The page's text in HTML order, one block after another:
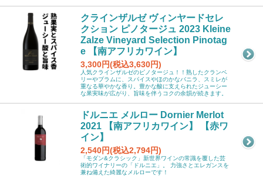
クラインザルゼ ヴィンヤードセレ
クション ピノタージュ 2023 Kleine
Zalze Vineyard Selection Pinotag
e 【南アフリカワイン】
3,300円(税込3,630円)
人気クラインザルゼのピノタージュ！！熟したクランベ
リーやプラムに、スパイスやほのかなバニラ、スミレが
重なる華やかな香り。豊かな酸に支えられたジューシー
な果実味が広がり、旨味を伴うコクの余韻が続きます。
ドルニエ メルロー Dornier Merlot
2021 【南アフリカワイン】 【赤ワ
イン】
2,540円(税込2,794円)
「モダン&クラシック」新世界ワインの常識を覆した芸
術的ワイナリーの「ドルニエ」。 力強さとエレガンスを
兼ね備えた綺麗なメルローです！